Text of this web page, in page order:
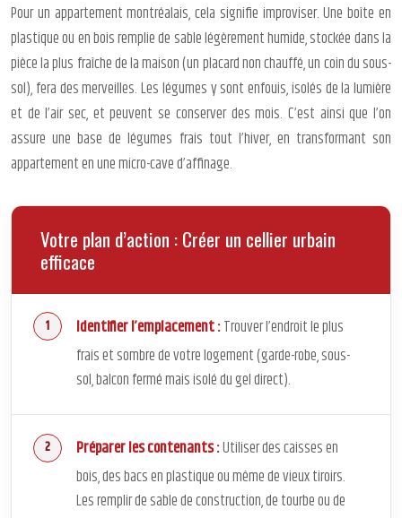
Pour un appartement montréalais, cela signifie improviser. Une boîte en
plastique ou en bois remplie de sable légèrement humide, stockée dans la
pièce la plus fraîche de la maison (un placard non chauffé, un coin du sous-
sol), fera des merveilles. Les légumes y sont enfouis, isolés de la lumière
et de l’air sec, et peuvent se conserver des mois. C’est ainsi que l’on
assure une base de légumes frais tout l’hiver, en transformant son
appartement en une micro-cave d’affinage.
Votre plan d’action : Créer un cellier urbain
efficace
Identifier l’emplacement :Trouver l’endroit le plus
frais et sombre de votre logement (garde-robe, sous-
sol, balcon fermé mais isolé du gel direct).
Préparer les contenants :Utiliser des caisses en
bois, des bacs en plastique ou même de vieux tiroirs.
Les remplir de sable de construction, de tourbe ou de